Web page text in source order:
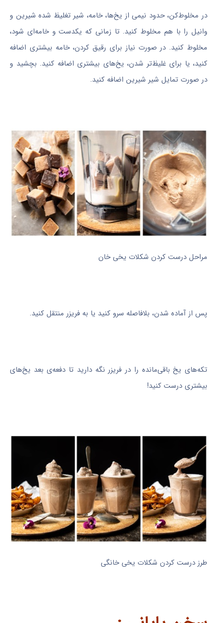
در مخلوط‌کن، حدود نیمی از یخ‌ها، خامه، شیر تغلیظ شده شیرین و
وانیل را با هم مخلوط کنید. تا زمانی که یکدست و خامه‌ای شود،
مخلوط کنید. در صورت نیاز برای رقیق کردن، خامه بیشتری اضافه
کنید، یا برای غلیظ‌تر شدن، یخ‌های بیشتری اضافه کنید. بچشید و
در صورت تمایل شیر شیرین اضافه کنید.
مراحل درست کردن شکلات یخی خان
پس از آماده شدن، بلافاصله سرو کنید یا به فریزر منتقل کنید.
تکه‌های یخ باقی‌مانده را در فریزر نگه دارید تا دفعه‌ی بعد یخ‌های
بیشتری درست کنید!
طرز درست کردن شکلات یخی خانگی